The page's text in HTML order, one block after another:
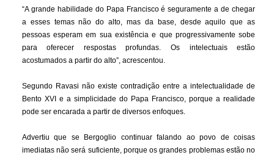
“A grande habilidade do Papa Francisco é seguramente a de chegar
a esses temas não do alto, mas da base, desde aquilo que as
pessoas esperam em sua existência e que progressivamente sobe
para oferecer respostas profundas. Os intelectuais estão
acostumados a partir do alto”, acrescentou.
Segundo Ravasi não existe contradição entre a intelectualidade de
Bento XVI e a simplicidade do Papa Francisco, porque a realidade
pode ser encarada a partir de diversos enfoques.
Advertiu que se Bergoglio continuar falando ao povo de coisas
imediatas não será suficiente, porque os grandes problemas estão no